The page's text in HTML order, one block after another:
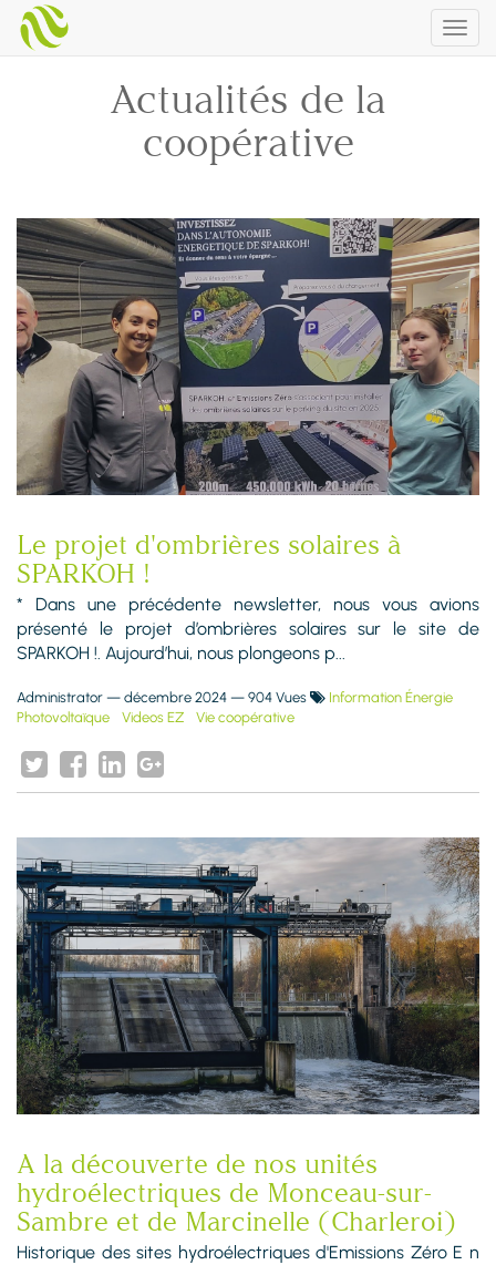
Actualités de la
coopérative
Le projet d'ombrières solaires à
SPARKOH !
* Dans une précédente newsletter, nous vous avions
présenté le projet d’ombrières solaires sur le site de
SPARKOH !. Aujourd’hui, nous plongeons p...
Administrator — décembre 2024 — 904 Vues
Information Énergie
Photovoltaïque
Videos EZ Vie coopérative
A la découverte de nos unités
hydroélectriques de Monceau-sur-
Sambre et de Marcinelle (Charleroi)
Historique des sites hydroélectriques d'Emissions Zéro E n